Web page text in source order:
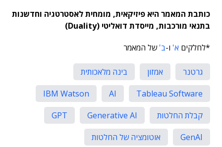
כותבת המאמר היא פיזיקאית, מומחית לאסטרטגיה וחדשנות
בתנאי מורכבות, מייסדת דואליטי (Duality)
*לחלקים א' ו-ב'של המאמר
גרטנר אמזון
בינה מלאכותית
Tableau Software
AI
IBM Watson
קבלת החלטות
Generative AI
GPT
GenAI
אוטומציה של החלטות